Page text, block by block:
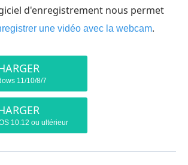
d'enregistrement nous permet
une vidéo avec la webcam.
11/10/8/7
10.12 ou ultérieur